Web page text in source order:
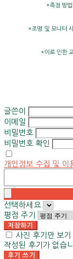
*측정 방
*조명 및 모니터
*이로 인한
글쓴이
이메일
비밀번호
비밀번호 확인
개인정보 수집 및 이
선택하세요
평점 주기
저장하기
사진 후기만 보기
작성된 후기가 없습
후기 쓰기